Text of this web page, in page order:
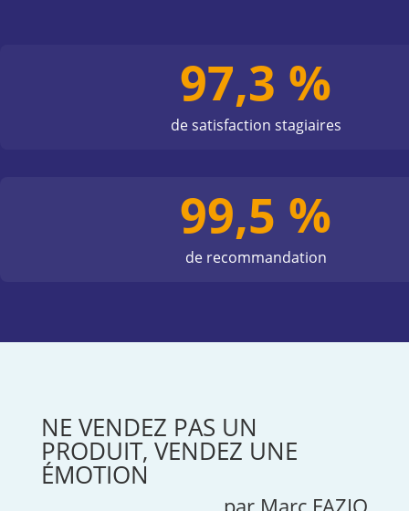
97,3 %
de satisfaction stagiaires
99,5 %
de recommandation
NE VENDEZ PAS UN
PRODUIT, VENDEZ UNE
ÉMOTION
par Marc FAZIO